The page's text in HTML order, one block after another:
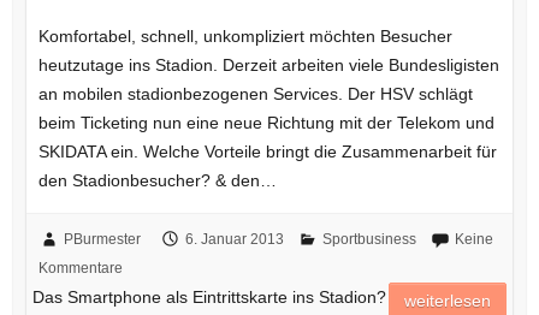
Komfortabel, schnell, unkompliziert möchten Besucher
heutzutage ins Stadion. Derzeit arbeiten viele Bundesligisten
an mobilen stadionbezogenen Services. Der HSV schlägt
beim Ticketing nun eine neue Richtung mit der Telekom und
SKIDATA ein. Welche Vorteile bringt die Zusammenarbeit für
den Stadionbesucher? & den…
PBurmester 6. Januar 2013 Sportbusiness
Keine
Kommentare
Das Smartphone als Eintrittskarte ins Stadion? weiterlesen